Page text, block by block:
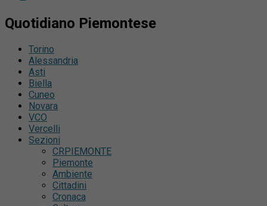
Quotidiano Piemontese
Torino
Alessandria
Asti
Biella
Cuneo
Novara
VCO
Vercelli
Sezioni
CRPIEMONTE
Piemonte
Ambiente
Cittadini
Cronaca